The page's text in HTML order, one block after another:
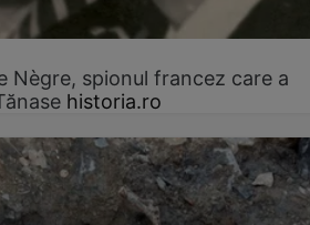
Nègre, spionul francez care a
historia.ro